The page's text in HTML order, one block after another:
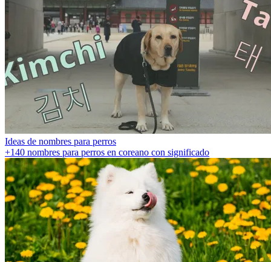
Ideas de nombres para perros
+140 nombres para perros en coreano con significado